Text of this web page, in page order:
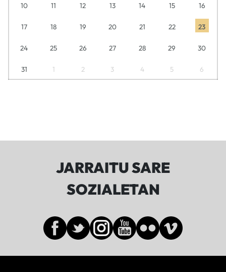
10 11 12 13 14 15 16
17 18 19 20 21 22 23
24 25 26 27 28 29 30
31 1 2 3 4 5 6
JARRAITU SARE
SOZIALETAN